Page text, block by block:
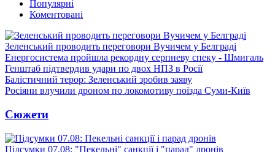
Популярні
Коментовані
Зеленський проводить переговори Вучичем у Белграді
Енергосистема пройшла рекордну серпневу спеку - Шмигаль
Генштаб підтвердив удари по двох НПЗ в Росії
Балістичний терор: Зеленський зробив заяву
Росіяни влучили дроном по локомотиву поїзда Суми-Київ
Сюжети
Підсумки 07.08: "Пекельні" санкції і "парад" дронів